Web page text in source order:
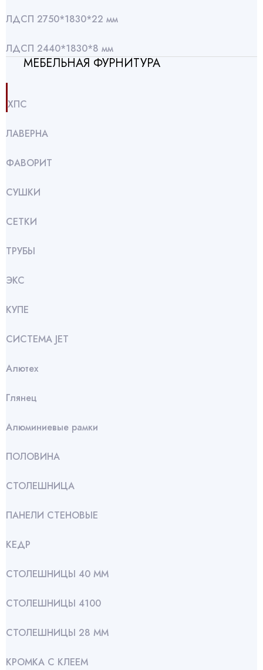
ЛДСП 2750*1830*22 мм
ЛДСП 2440*1830*8 мм
МЕБЕЛЬНАЯ ФУРНИТУРА
ХПС
ЛАВЕРНА
ФАВОРИТ
СУШКИ
СЕТКИ
ТРУБЫ
ЭКС
КУПЕ
СИСТЕМА JET
Алютех
Глянец
Алюминиевые рамки
ПОЛОВИНА
СТОЛЕШНИЦА
ПАНЕЛИ СТЕНОВЫЕ
КЕДР
СТОЛЕШНИЦЫ 40 ММ
СТОЛЕШНИЦЫ 4100
СТОЛЕШНИЦЫ 28 ММ
КРОМКА С КЛЕЕМ